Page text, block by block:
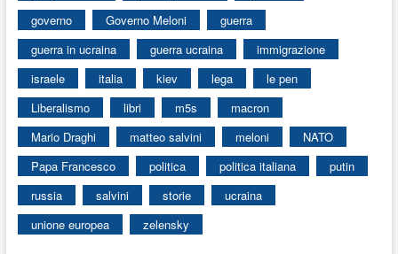
governo
Governo Meloni
guerra
guerra in ucraina
guerra ucraina
immigrazione
israele
italia kiev lega
le pen
Liberalismo
libri m5s
macron
Mario Draghi
matteo salvini meloni
NATO
Papa Francesco
politica politica italiana
putin
russia
salvini storie
ucraina
unione europea
zelensky